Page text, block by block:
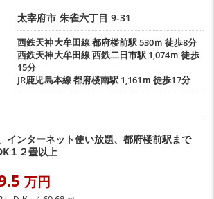
太宰府市 朱雀六丁目 9-31
西鉄天神大牟田線都府楼前駅530ｍ 徒歩8分
西鉄天神大牟田線西鉄二日市駅 1,074ｍ 徒歩
15分
JR鹿児島本線都府楼南駅1,161ｍ 徒歩17分
インターネット使い放題、都府楼前駅まで
１２畳以上
万円